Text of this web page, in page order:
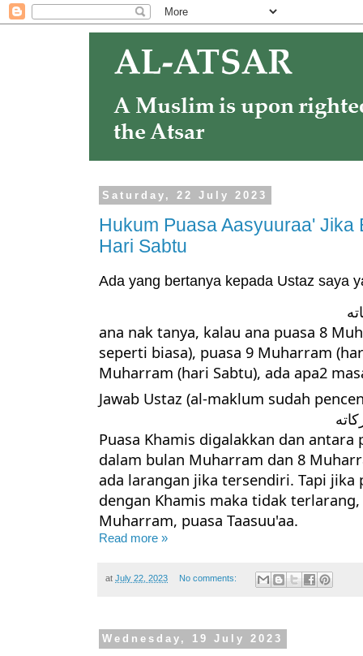
Saturday, 22 July 2023
Hukum Puasa Aasyuuraa' Jika
Hari Sabtu
Ada yang bertanya kepada Ustaz saya
ana nak tanya, kalau ana puasa 8
seperti biasa), puasa 9 Muharram
Muharram (hari Sabtu), ada apa2
Jawab Ustaz (al-maklum sudah
Puasa Khamis digalakkan dan antara
dalam bulan Muharram dan 8
ada larangan jika tersendiri. Tapi jika
dengan Khamis maka tidak
Muharram, puasa Taasuu'aa.
Read more »
at July 22, 2023 No comments:
Wednesday, 19 July 2023